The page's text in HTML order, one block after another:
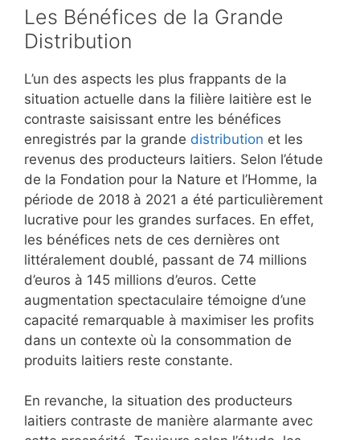
Les Bénéfices de la Grande
Distribution
L’un des aspects les plus frappants de la
situation actuelle dans la filière laitière est le
contraste saisissant entre les bénéfices
enregistrés par la grande distribution et les
revenus des producteurs laitiers. Selon l’étude
de la Fondation pour la Nature et l’Homme, la
période de 2018 à 2021 a été particulièrement
lucrative pour les grandes surfaces. En effet,
les bénéfices nets de ces dernières ont
littéralement doublé, passant de 74 millions
d’euros à 145 millions d’euros. Cette
augmentation spectaculaire témoigne d’une
capacité remarquable à maximiser les profits
dans un contexte où la consommation de
produits laitiers reste constante.
En revanche, la situation des producteurs
laitiers contraste de manière alarmante avec